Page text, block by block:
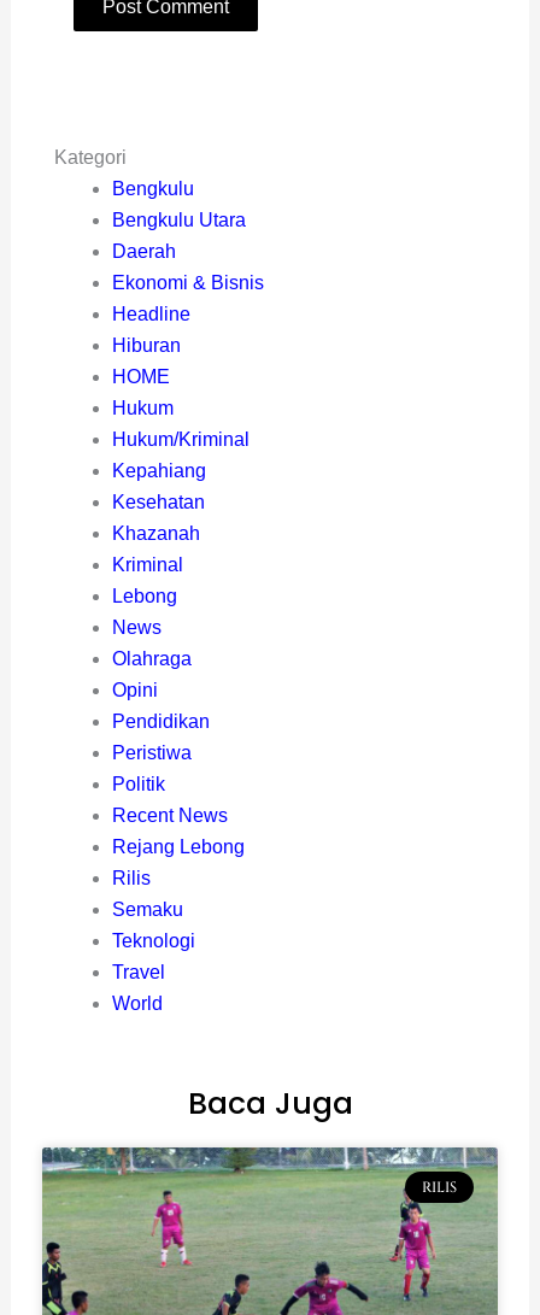
Kategori
Bengkulu
Bengkulu Utara
Daerah
Ekonomi & Bisnis
Headline
Hiburan
HOME
Hukum
Hukum/Kriminal
Kepahiang
Kesehatan
Khazanah
Kriminal
Lebong
News
Olahraga
Opini
Pendidikan
Peristiwa
Politik
Recent News
Rejang Lebong
Rilis
Semaku
Teknologi
Travel
World
Baca Juga
RILIS